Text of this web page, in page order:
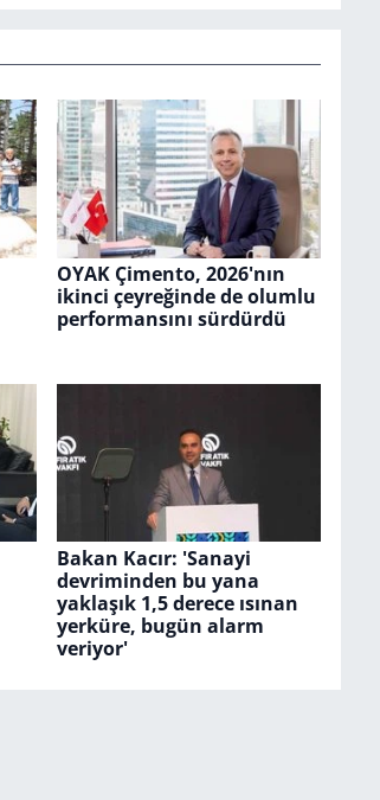
OYAK Çimento, 2026'nın
ikinci çeyreğinde de olumlu
performansını sürdürdü
Bakan Kacır: 'Sanayi
devriminden bu yana
yaklaşık 1,5 derece ısınan
yerküre, bugün alarm
veriyor'